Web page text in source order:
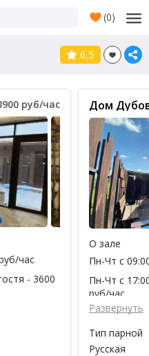
(0)
6,5
руб/час
час
- 3600
- 3900
Дом
О зале
Пн-Чт с
Пн-Чт с
руб/час
Пт-Вс с
Развернуть
Тип парной
Русская